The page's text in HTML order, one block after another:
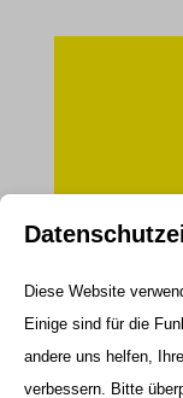
Diese Website
Einige sind für die
andere uns helfen,
verbessern. Bitte